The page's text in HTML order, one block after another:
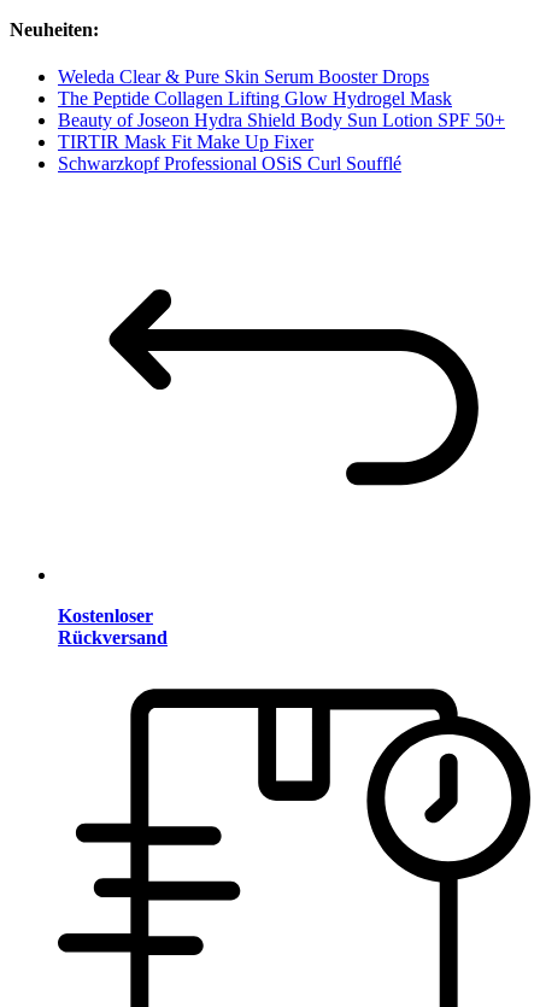
Neuheiten:
Weleda Clear & Pure Skin Serum Booster Drops
The Peptide Collagen Lifting Glow Hydrogel Mask
Beauty of Joseon Hydra Shield Body Sun Lotion SPF 50+
TIRTIR Mask Fit Make Up Fixer
Schwarzkopf Professional OSiS Curl Soufflé
Kostenloser
Rückversand